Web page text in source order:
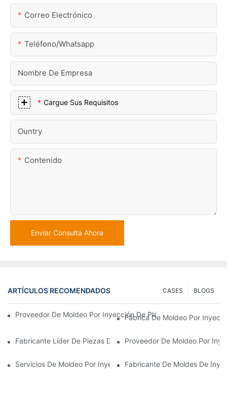
Correo Electrónico
Teléfono/whatsapp
Nombre De Empresa
Cargue Sus Requisitos
Ountry
Contenido
Enviar Consulta Ahora
ARTÍCULOS RECOMENDADOS BLOGS
CASES
Proveedor De Moldeo Por Inyección De Plástico Con Amplia
Fábrica De Moldeo Por
Fabricante Líder De Piezas De Plástico Para Los Sectores
Proveedor De Moldeo Por
Servicios De Moldeo Por Inyección De Plástico Para Industrias
Fabricante De Moldes De